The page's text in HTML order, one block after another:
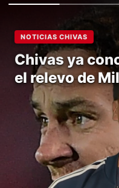
NOTICIAS CHIVAS
Chivas ya
el relevo de